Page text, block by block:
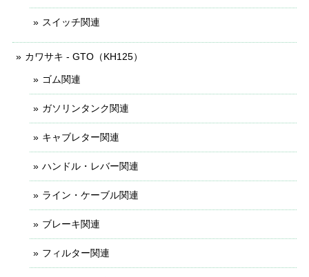
スイッチ関連
カワサキ - GTO（KH125）
ゴム関連
ガソリンタンク関連
キャブレター関連
ハンドル・レバー関連
ライン・ケーブル関連
ブレーキ関連
フィルター関連